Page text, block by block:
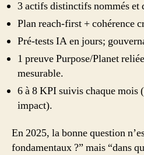
3 actifs distinctifs nommés et
Plan reach-first + cohérence
Pré-tests IA en jours;
1 preuve Purpose/Planet
mesurable.
6 à 8 KPI suivis chaque
impact).
En 2025, la bonne question
fondamentaux ?” mais “dans